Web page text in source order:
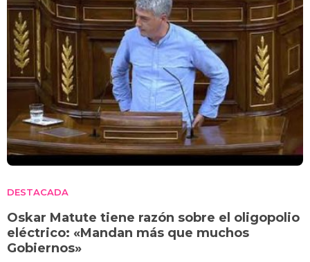
DESTACADA
Oskar Matute tiene razón sobre el oligopolio
eléctrico: «Mandan más que muchos
Gobiernos»